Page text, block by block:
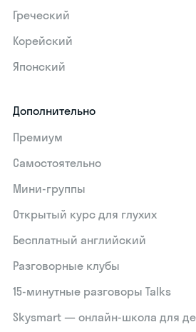
Греческий
Корейский
Японский
Дополнительно
Премиум
Самостоятельно
Мини-группы
Открытый курс для глухих
Бесплатный английский
Разговорные клубы
15‑минутные разговоры Talks
Skysmart — онлайн-школа для